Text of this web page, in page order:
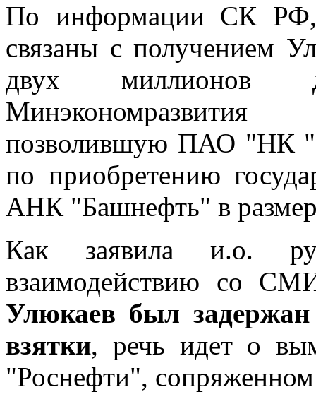
По информации СК РФ,
связаны с получением
двух миллионов
позволившую ПАО "НК
по приобретению
АНК "Башнефть" в
Как заявила и.о.
взаимодействию со
Улюкаев был
взятки, речь идет о
"Роснефти",